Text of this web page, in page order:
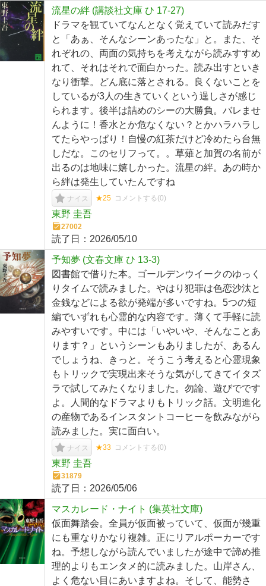
流星の絆 (講談社文庫 ひ 17-27)
ドラマを観ていてなんとなく覚えていて読みだす
と「あぁ、そんなシーンあったな」と。また、そ
れぞれの、両面の気持ちを考えながら読みすすめ
れて、それはそれで面白かった。読み出すといき
なり衝撃。どん底に落とされる。良くないことを
しているが3人の生きていくという逞しさが感じ
られます。後半は詰めのシーの大勝負。バレませ
んように！香水とか危なくない？とかハラハラし
てたらやっぱり！自慢の紅茶だけど冷めたら台無
しだな。このセリフって。。草薙と加賀の名前が
出るのは地味に嬉しかった。流星の絆。あの時か
ら絆は発生していたんですね
ナイス ★25 コメントする(0)
東野 圭吾
27002
読了日： 2026/05/10
予知夢 (文春文庫 ひ 13-3)
図書館で借りた本。ゴールデンウイークのゆっく
りタイムで読みました。やはり犯罪は色恋沙汰と
金銭などによる欲が発端が多いですね。5つの短
編でいずれも心霊的な内容です。薄くて手軽に読
みやすいです。中には「いやいや、そんなことあ
ります？」というシーンもありましたが、あるん
でしょうね、きっと。そうこう考えると心霊現象
もトリックで実現出来そうな気がしてきてイタズ
ラで試してみたくなりました。勿論、遊びでです
よ。人間的なドラマよりもトリック話。文明進化
の産物であるインスタントコーヒーを飲みながら
読みました。実に面白い。
ナイス ★33 コメントする(0)
東野 圭吾
31879
読了日： 2026/05/06
マスカレード・ナイト (集英社文庫)
仮面舞踏会。全員が仮面被っていて、仮面が幾重
にも重なりかなり複雑。正にリアルポーカーです
ね。予想しながら読んでいましたが途中で諦め推
理的よりもエンタメ的に読みました。山岸さん、
よく危ない目にあいますよね。そして、能勢さ